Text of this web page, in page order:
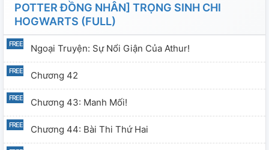
POTTER ĐỒNG NHÂN] TRỌNG SINH CHI
HOGWARTS (FULL)
Ngoại Truyện: Sự Nổi Giận Của Athur!
Chương 42
Chương 43: Manh Mối!
Chương 44: Bài Thi Thứ Hai